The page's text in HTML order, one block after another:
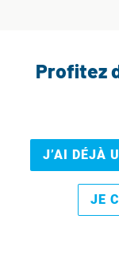
Profitez
J’AI DÉJÀ
JE